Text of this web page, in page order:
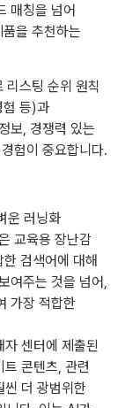
매칭을 넘어
을 추천하는
리스팅 순위 원칙
험 등)과
보, 경쟁력 있는
험이 중요합니다.
운 러닝화
교육용 장난감
검색어에 대해
여주는 것을 넘어,
가장 적합한
센터에 제출된
콘텐츠, 관련
씬 더 광범위한